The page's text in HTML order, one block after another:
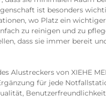
ist besonders
wo Platz ein
zu reinigen und zu
dass sie immer bereit
Alustreckers von XIEHE
für jede